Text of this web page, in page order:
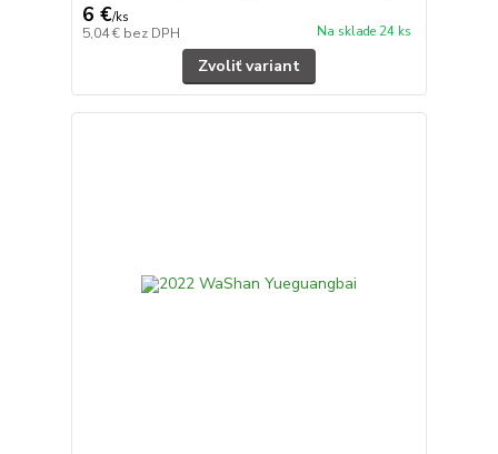
6 €/ks
5,04 € bez DPH Na sklade 24 ks
Zvoliť variant